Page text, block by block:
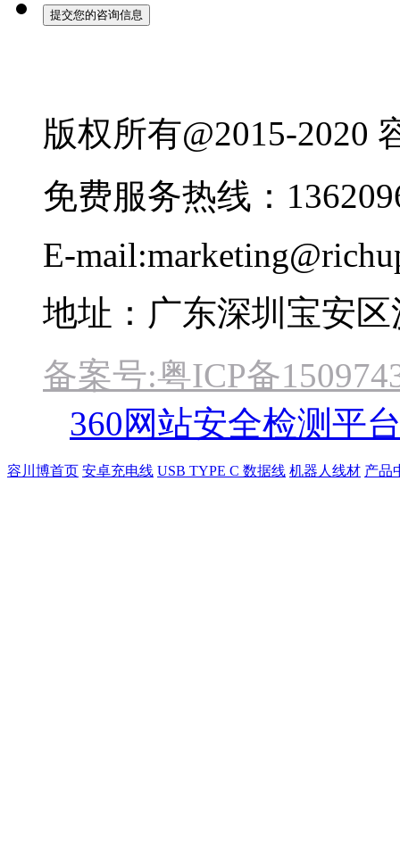
版权所有@2015-2020
免费服务热线：
E-
地址：广东深圳宝安
备案号:粤ICP备
360网站安全检测平
容川博首页 安卓充电线 USB TYPE C 数据线 机器人线材 产品